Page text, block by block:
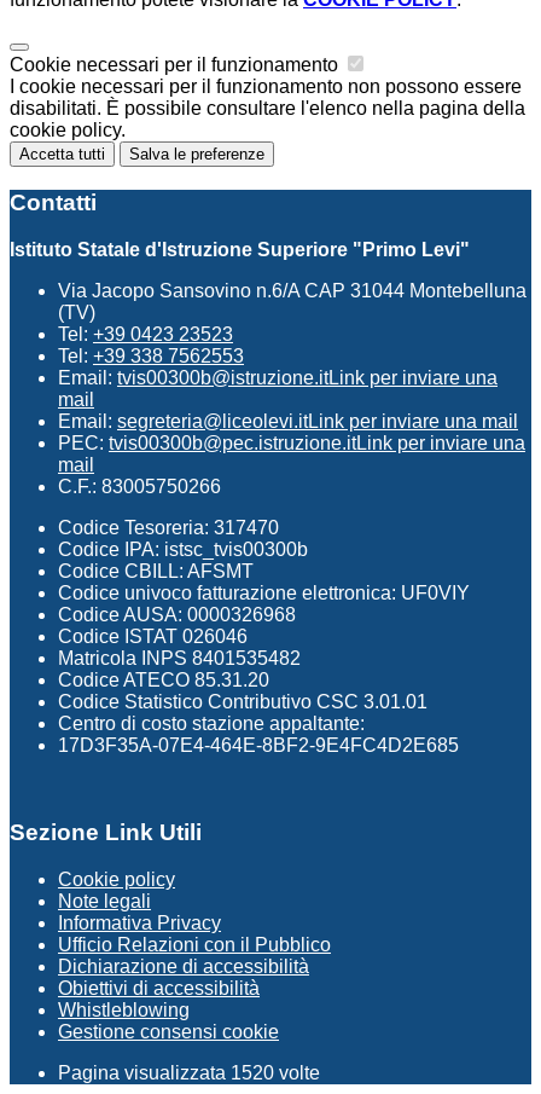
Cookie necessari per il funzionamento
I cookie necessari per il funzionamento non possono essere
disabilitati. È possibile consultare l'elenco nella pagina della
cookie policy.
Accetta tutti Salva le preferenze
Contatti
Istituto Statale d'Istruzione Superiore "Primo Levi"
Via Jacopo Sansovino n.6/A CAP 31044 Montebelluna
(TV)
Tel: +39 0423 23523
Tel: +39 338 7562553
Email: tvis00300b@istruzione.itLink per inviare una
mail
Email: segreteria@liceolevi.itLink per inviare una mail
PEC: tvis00300b@pec.istruzione.itLink per inviare una
mail
C.F.: 83005750266
Codice Tesoreria: 317470
Codice IPA: istsc_tvis00300b
Codice CBILL: AFSMT
Codice univoco fatturazione elettronica: UF0VIY
Codice AUSA: 0000326968
Codice ISTAT 026046
Matricola INPS 8401535482
Codice ATECO 85.31.20
Codice Statistico Contributivo CSC 3.01.01
Centro di costo stazione appaltante:
17D3F35A-07E4-464E-8BF2-9E4FC4D2E685
Sezione Link Utili
Cookie policy
Note legali
Informativa Privacy
Ufficio Relazioni con il Pubblico
Dichiarazione di accessibilità
Obiettivi di accessibilità
Whistleblowing
Gestione consensi cookie
Pagina visualizzata 1520 volte